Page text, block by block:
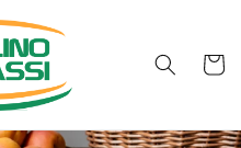
Carrello